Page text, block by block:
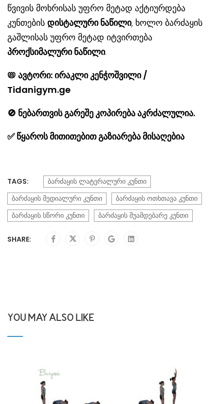
წვივის მოხრისას უფრო მეტად აქტიურდება
კუნთების დისტალური ნაწილი, ხოლო ბარძაყის
გაშლისას უფრო მეტად იტვირთება
პროქსიმალური ნაწილი.
📛 ავტორი: ირაკლი კენჭოშვილი /
Tidanigym.ge
🚫 ნებართვის გარეშე კოპირება აკრძალულია.
✅წყაროს მითითებით გაზიარება მისაღებია
TAGS:
ბარძაყის ლატერალური კუნთი
ბარძაყის მედიალური კუნთი
ბარძაყის ოთხთავა კუნთი
ბარძაყის სწორი კუნთი
ბარძაყის შუამდებარე კუნთი
SHARE:
YOU MAY ALSO LIKE